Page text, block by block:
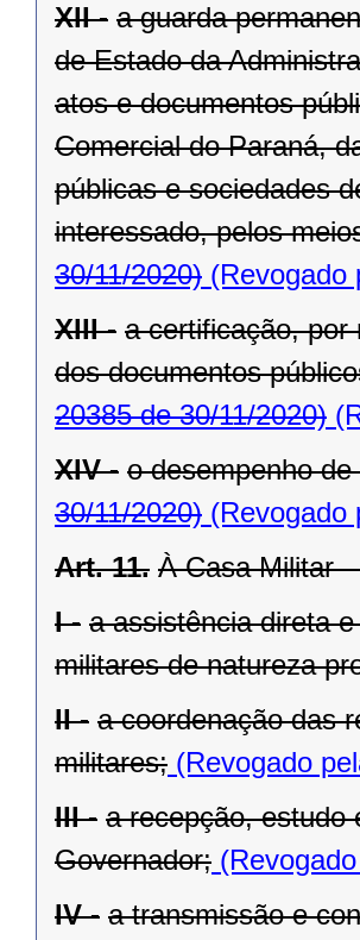
XII - a guarda
de Estado da
atos e documentos
Comercial do Paraná,
públicas e sociedades
interessado, pelos
30/11/2020) (Revogado
XIII - a certificação, por
dos documentos
20385 de 30/11/2020)
XIV - o desempenho
30/11/2020) (Revogado
Art. 11. À Casa Militar
I - a assistência direta
militares de natureza
II - a coordenação das
militares; (Revogado
III - a recepção, estudo
Governador;
IV - a transmissão e